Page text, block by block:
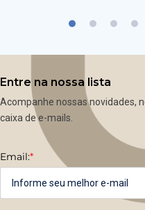
Entre na nossa lista
Acompanhe nossas novidades,
caixa de e-mails.
Email:*